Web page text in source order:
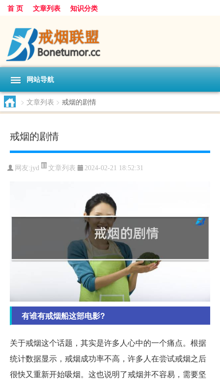
首 页 文章列表 知识分类
网站导航
> 文章列表 > 戒烟的剧情
戒烟的剧情
网友:jyd 文章列表 2024-02-21 18:52:31
有谁有戒烟船这部电影?
关于戒烟这个话题，其实是许多人心中的一个痛点。根据
统计数据显示，戒烟成功率不高，许多人在尝试戒烟之后
很快又重新开始吸烟。这也说明了戒烟并不容易，需要坚